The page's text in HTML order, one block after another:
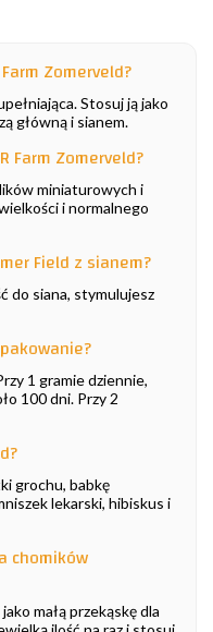
Zomerveld?
Stosuj ją jako
główną i sianem.
Farm Zomerveld?
miniaturowych i
i normalnego
Field z sianem?
do siana, stymulujesz
1 gramie dziennie,
100 dni. Przy 2
grochu, babkę
lekarski, hibiskus i
chomików
małą przekąskę dla